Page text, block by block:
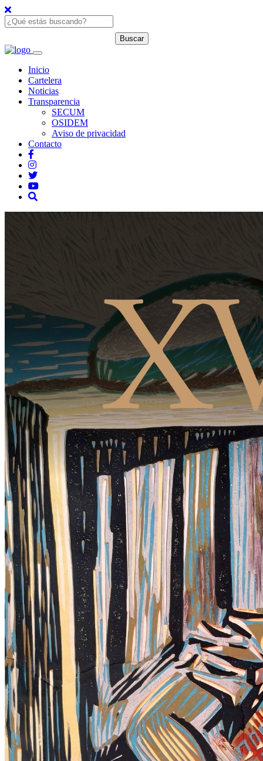
Inicio
Cartelera
Noticias
Transparencia
SECUM
OSIDEM
Aviso de privacidad
Contacto